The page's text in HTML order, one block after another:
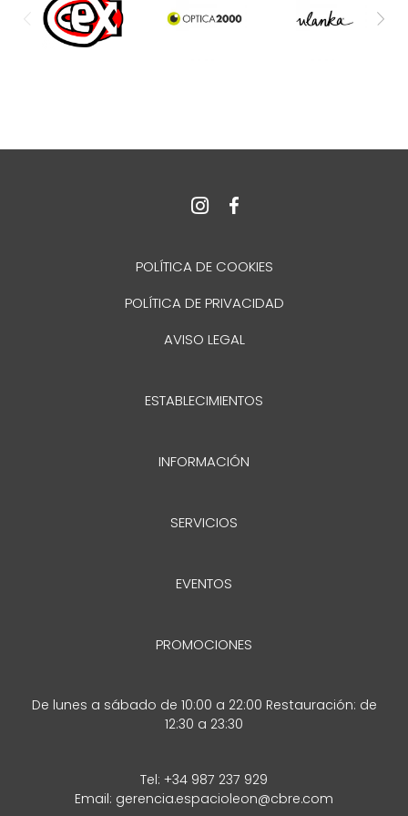
De lunes a sábado de 10:00 a 22:00 Restauración: de
12:30 a 23:30
Tel: +34 987 237 929
Email: gerencia.espacioleon@cbre.com
ESTABLECIMIENTOS
INFORMACIÓN
SERVICIOS
EVENTOS
PROMOCIONES
POLÍTICA DE COOKIES
POLÍTICA DE PRIVACIDAD
AVISO LEGAL